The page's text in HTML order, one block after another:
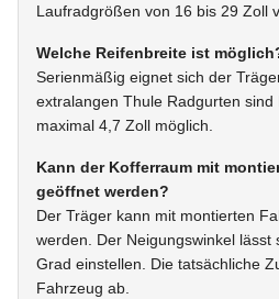
Laufradgrößen von 16 bis 29 Zoll
Welche Reifenbreite ist
Serienmäßig eignet sich der
extralangen Thule Radgurten sind
maximal 4,7 Zoll möglich.
Kann der Kofferraum mit
geöffnet werden?
Der Träger kann mit montierten
werden. Der Neigungswinkel lässt
Grad einstellen. Die tatsächliche
Fahrzeug ab.